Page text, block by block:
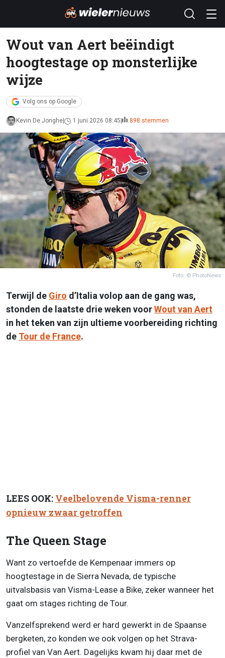
Wout van Aert beëindigt
hoogtestage op monsterlijke
wijze
Volg ons op Google
Kevin De Jonghe 1 juni 2026 08:45 898 stemmen
Foto: © PhotoNews
Terwijl de Giro d’Italia volop aan de gang was,
stonden de laatste drie weken voorWout van Aert
in het teken van zijn ultieme voorbereiding richting
de Tour de France.
LEES OOK: Veelbelovende Visma-renner
opnieuw zwaar getroffen
The Queen Stage
Want zo vertoefde de Kempenaar immers op
hoogtestage in de Sierra Nevada, de typische
uitvalsbasis van Visma-Lease a Bike, zeker wanneer het
gaat om stages richting de Tour.
Vanzelfsprekend werd er hard gewerkt in de Spaanse
bergketen, zo konden we ook volgen op het Strava-
profiel van Van Aert. Dagelijks kwam hij daar met de